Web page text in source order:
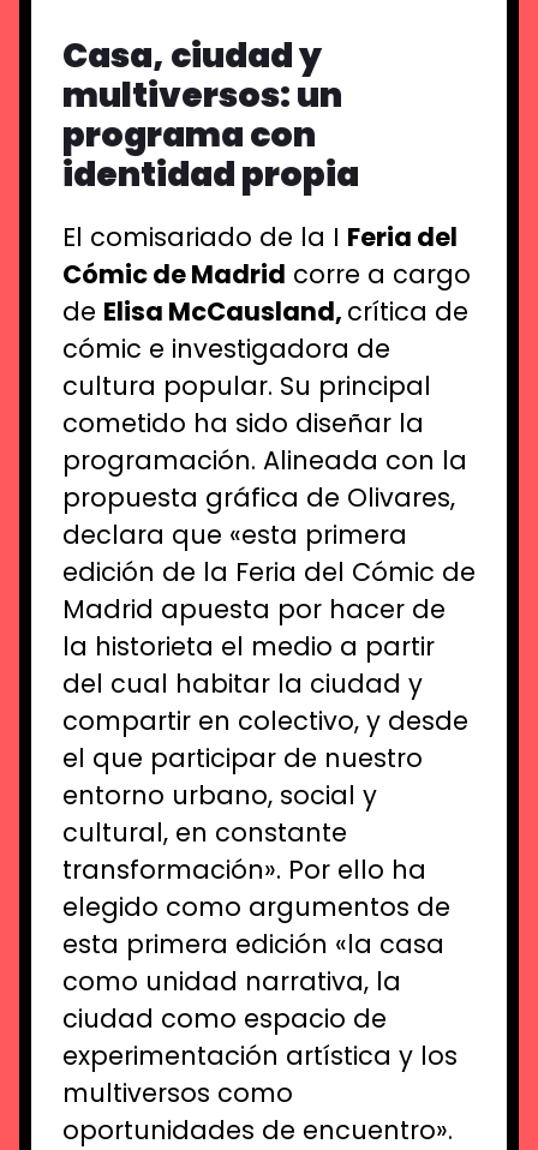
Casa, ciudad y
multiversos: un
programa con
identidad propia
El comisariado de la I Feria del
Cómic de Madrid corre a cargo
de Elisa McCausland, crítica de
cómic e investigadora de
cultura popular. Su principal
cometido ha sido diseñar la
programación. Alineada con la
propuesta gráfica de Olivares,
declara que «esta primera
edición de la Feria del Cómic de
Madrid apuesta por hacer de
la historieta el medio a partir
del cual habitar la ciudad y
compartir en colectivo, y desde
el que participar de nuestro
entorno urbano, social y
cultural, en constante
transformación». Por ello ha
elegido como argumentos de
esta primera edición «la casa
como unidad narrativa, la
ciudad como espacio de
experimentación artística y los
multiversos como
oportunidades de encuentro».